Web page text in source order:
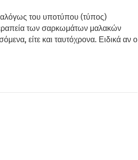
του υποτύπου (τύπος)
των σαρκωμάτων μαλακών
είτε και ταυτόχρονα. Ειδικά αν ο